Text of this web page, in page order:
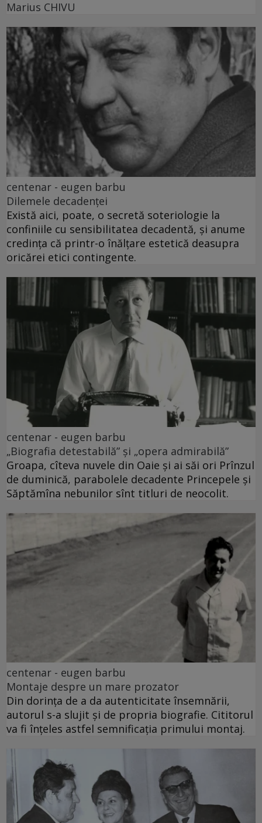
Marius CHIVU
centenar - eugen barbu
Dilemele decadenței
Există aici, poate, o secretă soteriologie la
confiniile cu sensibilitatea decadentă, și anume
credința că printr-o înălțare estetică deasupra
oricărei etici contingente.
centenar - eugen barbu
„Biografia detestabilă” și „opera admirabilă”
Groapa, cîteva nuvele din Oaie și ai săi ori Prînzul
de duminică, parabolele decadente Princepele și
Săptămîna nebunilor sînt titluri de neocolit.
centenar - eugen barbu
Montaje despre un mare prozator
Din dorința de a da autenticitate însemnării,
autorul s-a slujit și de propria biografie. Cititorul
va fi înțeles astfel semnificația primului montaj.